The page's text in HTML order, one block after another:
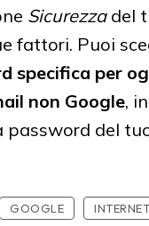
Sicurezzadel
fattori. Puoi
specifica per
non Google,
password del
GOOGLE INTERNET